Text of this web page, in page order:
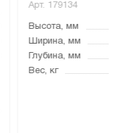
Арт. 179134
Высота, мм
Ширина, мм
Глубина, мм
Вес, кг